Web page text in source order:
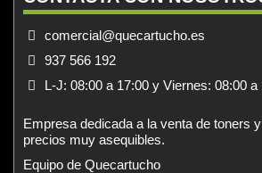
comercial@quecartucho.es
937 566 192
L-J: 08:00 a 17:00 y Viernes: 08:00 a
Empresa dedicada a la venta de toners
precios muy asequibles.
Equipo de Quecartucho